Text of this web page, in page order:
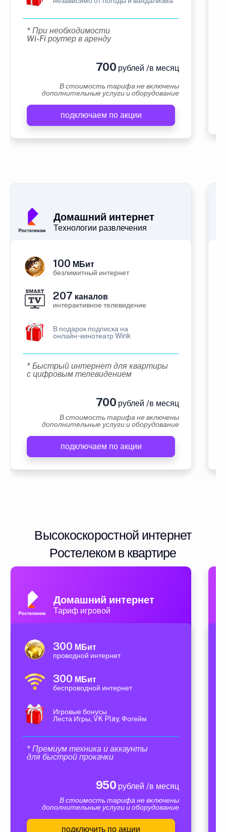
* При необходимости
Wi-Fi роутер в аренду
700 рублей /в месяц
В стоимость тарифа не включены
дополнительные услуги и оборудование
подключаем по акции
Домашний интернет
Технологии развлечения
100 МБит
безлимитный интернет
207 каналов
интерактивное телевидение
В подарок подписка на
онлайн-кинотеатр Wink
* Быстрый интернет для квартиры
с цифровым телевидением
700 рублей /в месяц
В стоимость тарифа не включены
дополнительные услуги и оборудование
подключаем по акции
Высокоскоростной интернет
Ростелеком в квартире
Домашний интернет
Тариф игровой
300 МБит
проводной интернет
300 МБит
беспроводной интернет
Игровые бонусы
Леста Игры, VK Play, Фогейм
* Премиум техника и аккаунты
для быстрой прокачки
950 рублей /в месяц
В стоимость тарифа не включены
дополнительные услуги и оборудование
подключить по акции